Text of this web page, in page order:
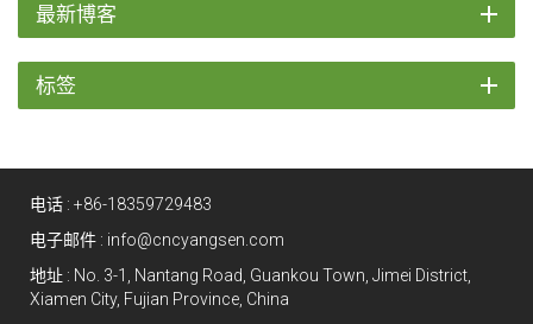
最新博客
标签
电话 : +86-18359729483
电子邮件 : info@cncyangsen.com
地址 : No. 3-1, Nantang Road, Guankou Town, Jimei District,
Xiamen City, Fujian Province, China